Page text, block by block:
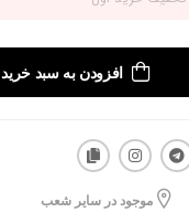
افزودن به سبد خرید
موجود در سایر شعب